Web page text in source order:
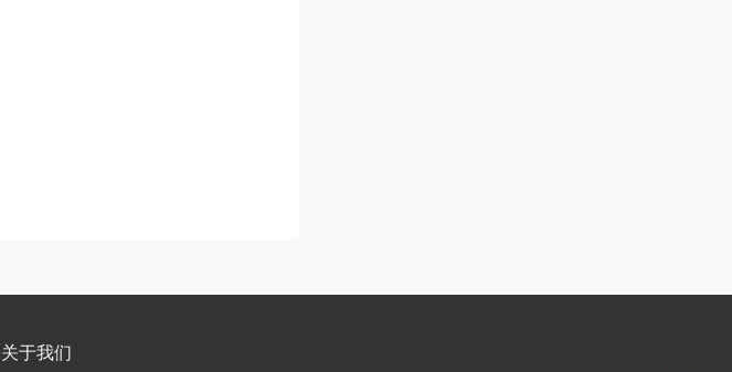
关于我们